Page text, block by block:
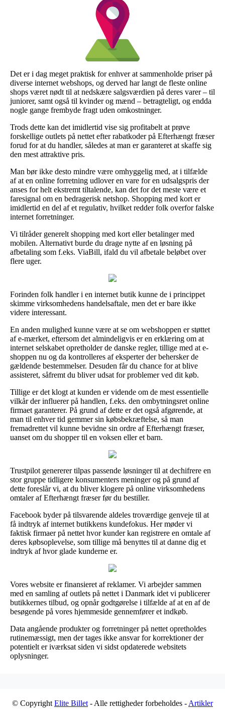
Det er i dag meget praktisk for enhver at sammenholde priser på
diverse internet webshops, og derved har langt de fleste online
shops været nødt til at nedskære salgsværdien på deres varer – til
juniorer, samt også til kvinder og mænd – betragteligt, og endda
nogle gange frembyde fragt uden omkostninger.
Trods dette kan det imidlertid vise sig profitabelt at prøve
forskellige outlets på nettet efter rabatkoder på Efterhængt fræser
forud for at du handler, således at man er garanteret at skaffe sig
den mest attraktive pris.
Man bør ikke desto mindre være omhyggelig med, at i tilfælde
af at en online forretning udlover en vare for en udsalgspris der
anses for helt ekstremt tiltalende, kan det for det meste være et
faresignal om en bedragerisk netshop. Shopping med kort er
imidlertid en del af et regulativ, hvilket redder folk overfor falske
internet forretninger.
Vi tilråder generelt shopping med kort eller betalinger med
mobilen. Alternativt burde du drage nytte af en løsning på
afbetaling som f.eks. ViaBill, ifald du vil afbetale beløbet over
flere uger.
Forinden folk handler i en internet butik kunne de i princippet
skimme virksomhedens handelsaftale, men det er bare ikke
videre interessant.
En anden mulighed kunne være at se om webshoppen er støttet
af e-mærket, eftersom det almindeligvis er en erklæring om at
internet selskabet opretholder de danske regler, tillige med at e-
shoppen nu og da kontrolleres af eksperter der behersker de
gældende bestemmelser. Desuden får du chance for at blive
assisteret, såfremt du bliver udsat for problemer ved dit køb.
Tillige er det klogt at kunden er vidende om de mest essentielle
vilkår der influerer på handlen, f.eks. den ombytningsret online
firmaet garanterer. På grund af dette er det også afgørende, at
man til enhver tid gemmer sin købsbekræftelse, så man
fremadrettet vil kunne bevidne sin ordre af Efterhængt fræser,
uanset om du shopper til en voksen eller et barn.
Trustpilot genererer tilpas passende løsninger til at dechifrere en
stor gruppe tidligere konsumenters meninger og på grund af
dette foreslår vi, at du bliver klogere på online virksomhedens
omtaler af Efterhængt fræser før du bestiller.
Facebook byder på tilsvarende aldeles troværdige genveje til at
få indtryk af internet butikkens kundefokus. Her møder vi
faktisk firmaer på nettet hvor kunder kan registrere en omtale af
deres købsoplevelse, som tillige må benyttes til at danne dig et
indtryk af hvor glade kunderne er.
Vores website er finansieret af reklamer. Vi arbejder sammen
med en samling af outlets på nettet i Danmark idet vi publicerer
butikkernes tilbud, og opnår godtgørelse i tilfælde af at en af de
besøgende på vores hjemmeside gennemfører et indkøb.
Data angående produkter og forretninger på nettet opretholdes
rutinemæssigt, men der tages ikke ansvar for korrektioner der
potentielt er iværksat siden vi sidst opdaterede websitets
oplysninger.
© Copyright Elite Billet - Alle rettigheder forbeholdes - Artikler